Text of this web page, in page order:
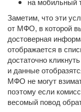
Заметим, что эти
от МФО, в которой
достоверная
отображается в
достаточно
и данные
МФО не могут
поэтому если
весомый повод